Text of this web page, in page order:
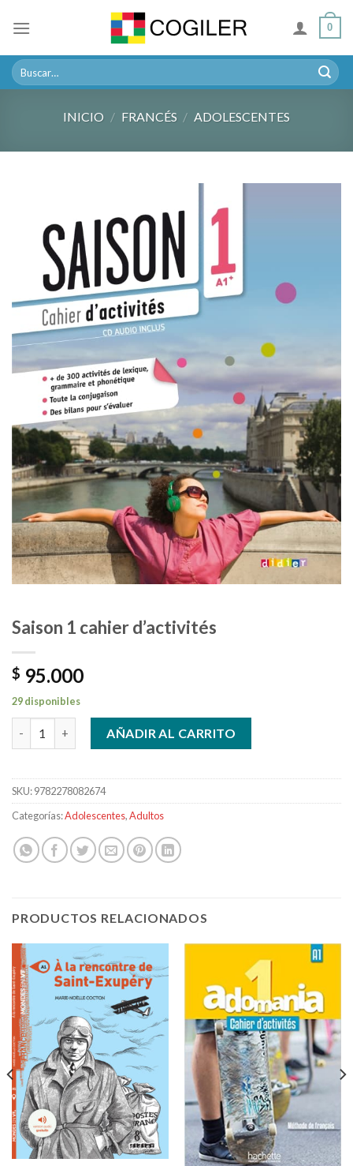
0
Buscar
por:
INICIO / FRANCÉS / ADOLESCENTES
Saison 1 cahier d’activités
$ 95.000
29 disponibles
Saison 1 cahier d'activités cantidad
AÑADIR AL CARRITO
SKU:9782278082674
Categorías:Adolescentes,Adultos
PRODUCTOS RELACIONADOS